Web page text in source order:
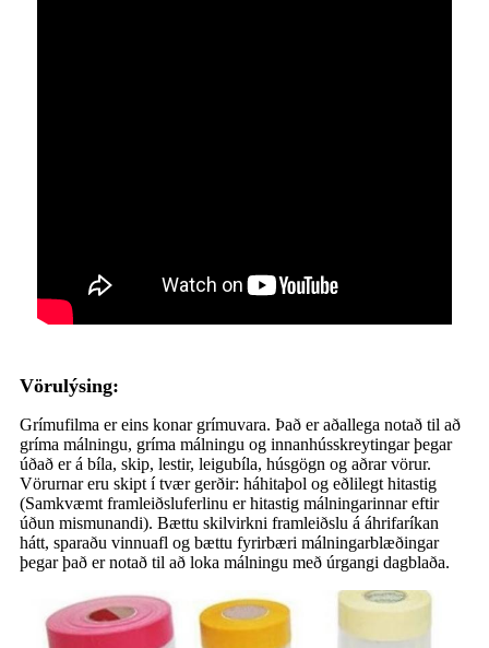
Vörulýsing:
Grímufilma er eins konar grímuvara. Það er aðallega notað til að
gríma málningu, gríma málningu og innanhússkreytingar þegar
úðað er á bíla, skip, lestir, leigubíla, húsgögn og aðrar vörur.
Vörurnar eru skipt í tvær gerðir: háhitaþol og eðlilegt hitastig
(Samkvæmt framleiðsluferlinu er hitastig málningarinnar eftir
úðun mismunandi). Bættu skilvirkni framleiðslu á áhrifaríkan
hátt, sparaðu vinnuafl og bættu fyrirbæri málningarblæðingar
þegar það er notað til að loka málningu með úrgangi dagblaða.